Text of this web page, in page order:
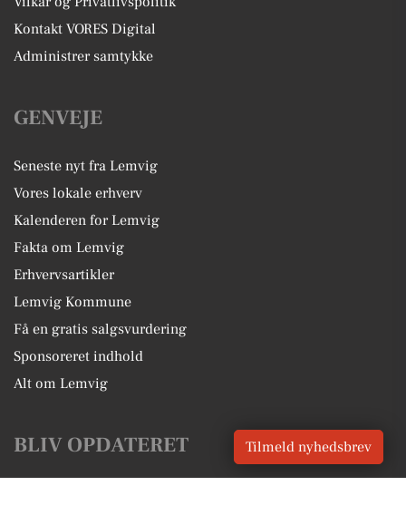
Kontakt VORES Digital
Administrer samtykke
GENVEJE
Seneste nyt fra Lemvig
Vores lokale erhverv
Kalenderen for Lemvig
Fakta om Lemvig
Erhvervsartikler
Lemvig Kommune
Få en gratis salgsvurdering
Sponsoreret indhold
Alt om Lemvig
BLIV OPDATERET Tilmeld nyhedsbrev